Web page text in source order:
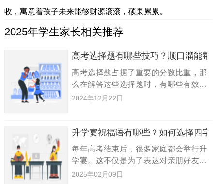
收，寓意着孩子未来能够财源滚滚，硕果累累。
2025年学生家长相关推荐
高考选择题有哪些技巧？顺口溜能帮
高考选择题占据了重要的分数比重，那
么在解答这些选择题时，有哪些有效的
技巧和方法可以帮助提高成绩呢？小编
所启发和帮助！语文选择题解答技
2024年12月22日
升学宴祝福语有哪些？如何选择四字
每年高考结束后，很多家庭都会举行升
学宴。这不仅是为了表达对亲朋好友和
老师的感恩之情，也是对自己未来深造
2025年02月09日